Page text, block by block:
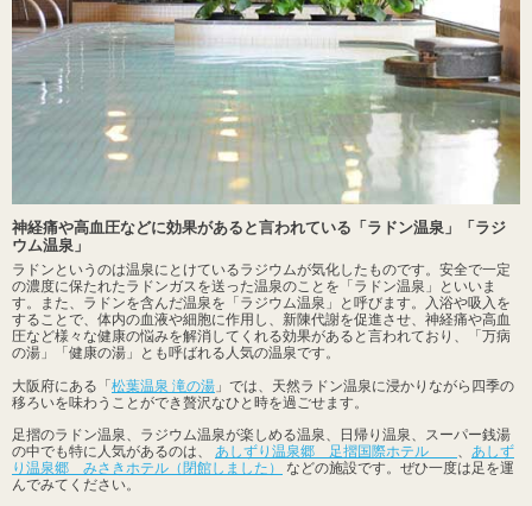
神経痛や高血圧などに効果があると言われている「ラドン温泉」「ラジ
ウム温泉」
ラドンというのは温泉にとけているラジウムが気化したものです。安全で一定
の濃度に保たれたラドンガスを送った温泉のことを「ラドン温泉」といいま
す。また、ラドンを含んだ温泉を「ラジウム温泉」と呼びます。入浴や吸入を
することで、体内の血液や細胞に作用し、新陳代謝を促進させ、神経痛や高血
圧など様々な健康の悩みを解消してくれる効果があると言われており、「万病
の湯」「健康の湯」とも呼ばれる人気の温泉です。
大阪府にある「松葉温泉 滝の湯 」では、天然ラドン温泉に浸かりながら四季の
移ろいを味わうことができ贅沢なひと時を過ごせます。
足摺のラドン温泉、ラジウム温泉が楽しめる温泉、日帰り温泉、スーパー銭湯
の中でも特に人気があるのは、 あしずり温泉郷 足摺国際ホテル 、 あしず
り温泉郷 みさきホテル（閉館しました）
などの施設です。ぜひ一度は足を運
んでみてください。